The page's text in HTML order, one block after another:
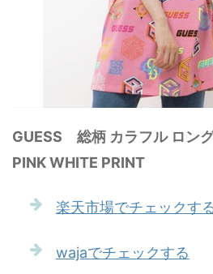
GUESS 総柄 カラフル ロン
PINK WHITE PRINT
楽天市場でチェックす
wajaでチェックする